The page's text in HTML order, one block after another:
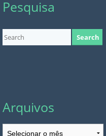
Pesquisa
Arquivos
Arquivos